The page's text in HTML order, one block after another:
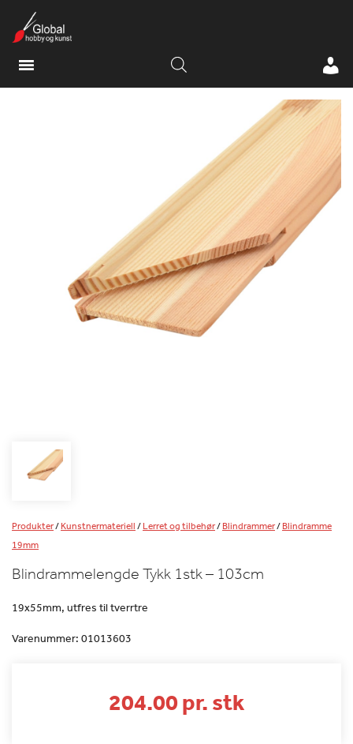
Produkter/Kunstnermateriell/Lerret og tilbehør/Blindrammer/Blindramme
19mm
Blindrammelengde Tykk 1stk – 103cm
19x55mm, utfres til tverrtre
Varenummer: 01013603
204.00 pr. stk